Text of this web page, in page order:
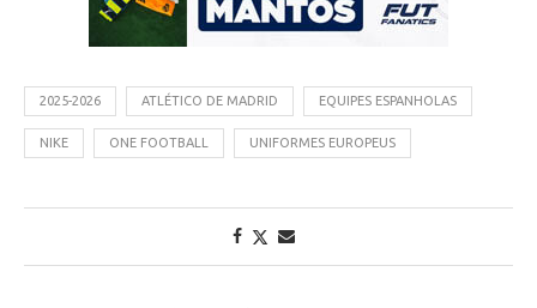
2025-2026 ATLÉTICO DE MADRID EQUIPES ESPANHOLAS
NIKE ONE FOOTBALL UNIFORMES EUROPEUS